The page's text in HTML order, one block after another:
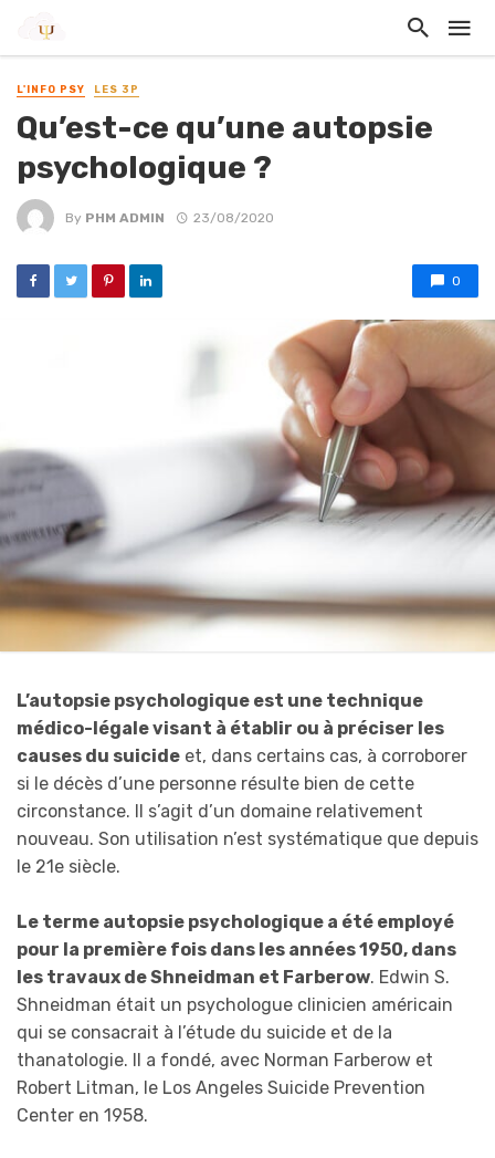
L'INFO PSY LES 3P
Qu’est-ce qu’une autopsie
psychologique ?
By PHM ADMIN 23/08/2020
0
L’autopsie psychologique est une technique
médico-légale visant à établir ou à préciser les
causes du suicide et, dans certains cas, à corroborer
si le décès d’une personne résulte bien de cette
circonstance. Il s’agit d’un domaine relativement
nouveau. Son utilisation n’est systématique que depuis
le 21e siècle.
Le terme autopsie psychologique a été employé
pour la première fois dans les années 1950, dans
les travaux de Shneidman et Farberow. Edwin S.
Shneidman était un psychologue clinicien américain
qui se consacrait à l’étude du suicide et de la
thanatologie. Il a fondé, avec Norman Farberow et
Robert Litman, le Los Angeles Suicide Prevention
Center en 1958.